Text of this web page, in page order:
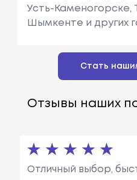
Усть-Каменогорске,
Шымкенте и других
Стать
Отзывы наших
Отличный выбор,